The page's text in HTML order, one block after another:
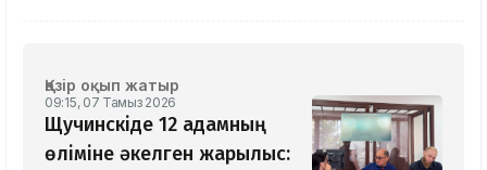
Қазір оқып жатыр
09:15, 07 Тамыз 2026
Щучинскіде 12 адамның
өліміне әкелген жарылыс: